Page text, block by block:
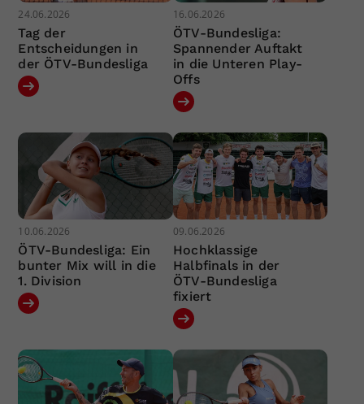
24.06.2026
Tag der
Entscheidungen in
der ÖTV-Bundesliga
16.06.2026
ÖTV-Bundesliga:
Spannender Auftakt
in die Unteren Play-
Offs
10.06.2026
ÖTV-Bundesliga: Ein
bunter Mix will in die
1. Division
09.06.2026
Hochklassige
Halbfinals in der
ÖTV-Bundesliga
fixiert